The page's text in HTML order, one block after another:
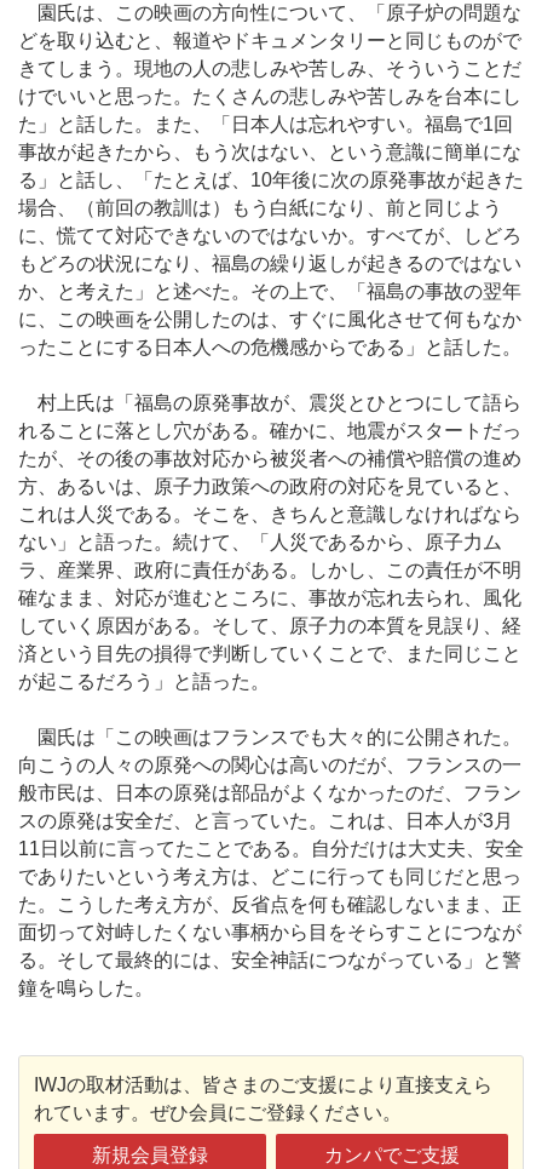
園氏は、この映画の方向性について、「原子炉の問題な
どを取り込むと、報道やドキュメンタリーと同じものがで
きてしまう。現地の人の悲しみや苦しみ、そういうことだ
けでいいと思った。たくさんの悲しみや苦しみを台本にし
た」と話した。また、「日本人は忘れやすい。福島で1回
事故が起きたから、もう次はない、という意識に簡単にな
る」と話し、「たとえば、10年後に次の原発事故が起きた
場合、（前回の教訓は）もう白紙になり、前と同じよう
に、慌てて対応できないのではないか。すべてが、しどろ
もどろの状況になり、福島の繰り返しが起きるのではない
か、と考えた」と述べた。その上で、「福島の事故の翌年
に、この映画を公開したのは、すぐに風化させて何もなか
ったことにする日本人への危機感からである」と話した。
村上氏は「福島の原発事故が、震災とひとつにして語ら
れることに落とし穴がある。確かに、地震がスタートだっ
たが、その後の事故対応から被災者への補償や賠償の進め
方、あるいは、原子力政策への政府の対応を見ていると、
これは人災である。そこを、きちんと意識しなければなら
ない」と語った。続けて、「人災であるから、原子力ム
ラ、産業界、政府に責任がある。しかし、この責任が不明
確なまま、対応が進むところに、事故が忘れ去られ、風化
していく原因がある。そして、原子力の本質を見誤り、経
済という目先の損得で判断していくことで、また同じこと
が起こるだろう」と語った。
園氏は「この映画はフランスでも大々的に公開された。
向こうの人々の原発への関心は高いのだが、フランスの一
般市民は、日本の原発は部品がよくなかったのだ、フラン
スの原発は安全だ、と言っていた。これは、日本人が3月
11日以前に言ってたことである。自分だけは大丈夫、安全
でありたいという考え方は、どこに行っても同じだと思っ
た。こうした考え方が、反省点を何も確認しないまま、正
面切って対峙したくない事柄から目をそらすことにつなが
る。そして最終的には、安全神話につながっている」と警
鐘を鳴らした。
IWJの取材活動は、皆さまのご支援により直接支えら
れています。ぜひ会員にご登録ください。
新規会員登録 カンパでご支援